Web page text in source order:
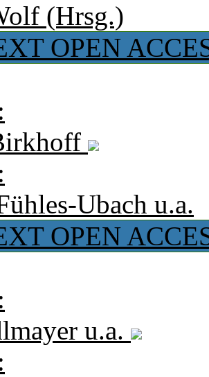
(Hrsg.)
OPEN
Ubach u.a.
OPEN
u.a.